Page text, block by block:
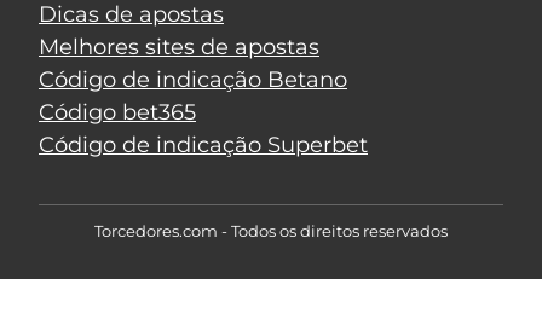
Dicas de apostas
Melhores sites de apostas
Código de indicação Betano
Código bet365
Código de indicação Superbet
Torcedores.com - Todos os direitos reservados